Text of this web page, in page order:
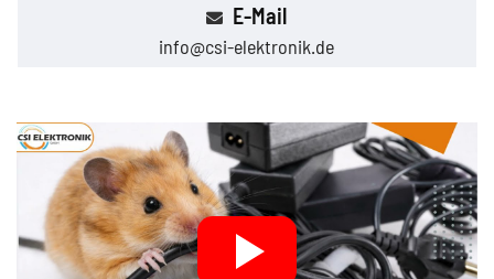
E-Mail
info@csi-elektronik.de